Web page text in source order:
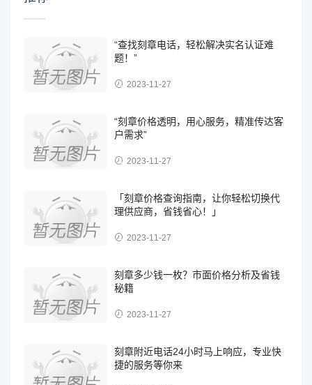
“查找刻章电话，轻松解决实名认证难
题！”
2023-11-27
“刻章价格透明，用心服务，精准传达客
户需求”
2023-11-27
「刻章价格查询指南，让你轻松切换代
理供应商，省钱省心！」
2023-11-27
刻章多少钱一枚？市面价格分析及省钱
秘籍
2023-11-27
刻章附近电话24小时马上响应，专业快
捷的服务等你来